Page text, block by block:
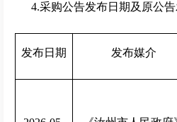
4.采购公告发布日期及原公
发布日期 发布媒介